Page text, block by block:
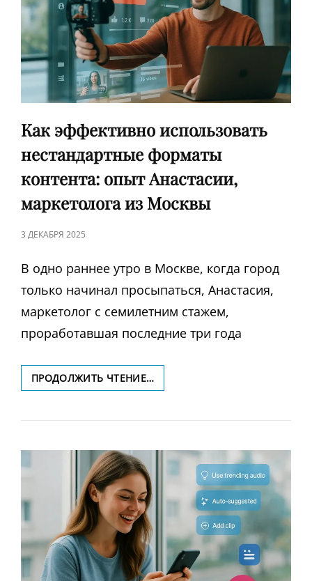
Как эффективно использовать
нестандартные форматы
контента: опыт Анастасии,
маркетолога из Москвы
ЗАПИСЬ
3 ДЕКАБРЯ 2025
В одно раннее утро в Москве, когда город
только начинал просыпаться, Анастасия,
маркетолог с семилетним стажем,
проработавшая последние три года
ПРОДОЛЖИТЬ ЧТЕНИЕ…КАК
ЭФФЕКТИВНО
НЕСТАНДАРТНЫЕ
КОНТЕНТА:
АНАСТАСИИ,
МАРКЕТОЛОГА